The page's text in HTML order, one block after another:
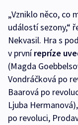
„Vzniklo něco, co
událostí sezony,“
Nekvasil. Hra s
v prvnírepríze
(Magda
Vondráčková po
Baarová po
Ljuba
po revoluci,